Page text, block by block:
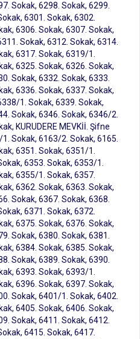
Sokak, 6298. Sokak, 6299.
6301. Sokak, 6302.
6306. Sokak, 6307. Sokak,
Sokak, 6312. Sokak, 6314.
6317. Sokak, 6319/1.
6325. Sokak, 6326. Sokak,
Sokak, 6332. Sokak, 6333.
6336. Sokak, 6337. Sokak,
1. Sokak, 6339. Sokak,
Sokak, 6346. Sokak, 6346/2.
KURUDERE MEVKİİ. Şifne
Sokak, 6163/2. Sokak, 6165.
6351. Sokak, 6351/1.
6353. Sokak, 6353/1.
6355/1. Sokak, 6357.
6362. Sokak, 6363. Sokak,
Sokak, 6367. Sokak, 6368.
6371. Sokak, 6372.
6375. Sokak, 6376. Sokak,
Sokak, 6380. Sokak, 6381.
6384. Sokak, 6385. Sokak,
Sokak, 6389. Sokak, 6390.
6393. Sokak, 6393/1.
6396. Sokak, 6397. Sokak,
Sokak, 6401/1. Sokak, 6402.
6405. Sokak, 6406. Sokak,
Sokak, 6411. Sokak, 6412.
6415. Sokak, 6417.